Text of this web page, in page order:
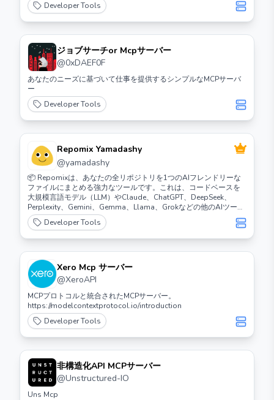
Developer Tools
ジョブサーチor Mcpサーバー
@0xDAEF0F
あなたのニーズに基づいて仕事を提供するシンプルなMCPサーバ
ー
Developer Tools
Repomix Yamadashy
@yamadashy
📦 Repomixは、あなたの全リポジトリを1つのAIフレンドリーな
ファイルにまとめる強力なツールです。これは、コードベースを
大規模言語モデル（LLM）やClaude、ChatGPT、DeepSeek、
Perplexity、Gemini、Gemma、Llama、Grokなどの他のAIツール
に提供する必要があるときに最適です。
Developer Tools
Xero Mcp サーバー
@XeroAPI
MCPプロトコルと統合されたMCPサーバー。
https://modelcontextprotocol.io/introduction
Developer Tools
非構造化API MCPサーバー
@Unstructured-IO
Uns Mcp